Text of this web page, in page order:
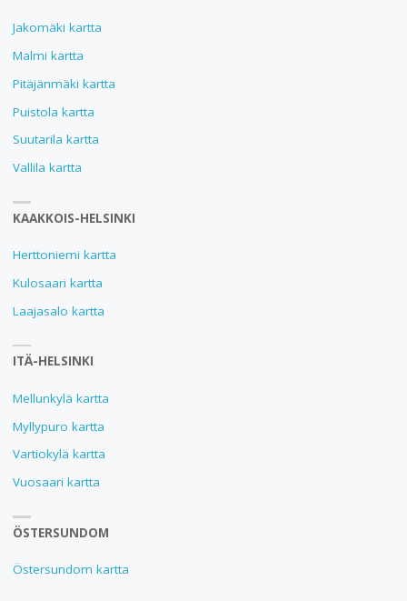
Jakomäki kartta
Malmi kartta
Pitäjänmäki kartta
Puistola kartta
Suutarila kartta
Vallila kartta
KAAKKOIS-HELSINKI
Herttoniemi kartta
Kulosaari kartta
Laajasalo kartta
ITÄ-HELSINKI
Mellunkylä kartta
Myllypuro kartta
Vartiokylä kartta
Vuosaari kartta
ÖSTERSUNDOM
Östersundom kartta